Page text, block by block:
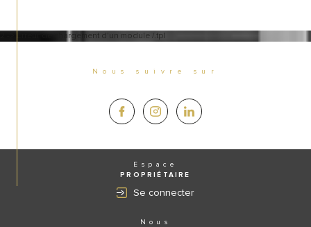
2 -> Erreur de chargement d'un module /.tpl
Nous suivre sur
Espace
PROPRIÉTAIRE
Se connecter
Nous